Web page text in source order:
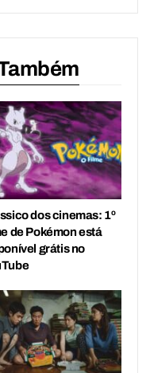
dos cinemas: 1º
de Pokémon está
grátis no